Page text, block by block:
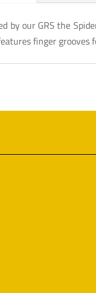
by our GRS the
finger grooves